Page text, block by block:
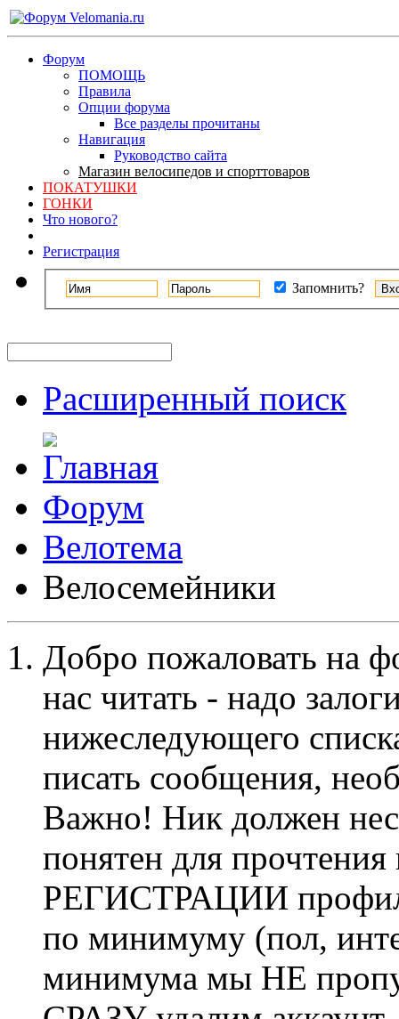
Форум
ПОМОЩЬ
Правила
Опции форума
Все разделы прочитаны
Навигация
Руководство сайта
Магазин велосипедов и спорттоваров
ПОКАТУШКИ
ГОНКИ
Что нового?
Регистрация
Запомнить?
Расширенный поиск
Форум
Велотема
Велосемейники
Добро пожаловать на
нас читать - надо
нижеследующего
писать сообщения,
Важно! Ник должен
понятен для
РЕГИСТРАЦИИ профиль
по минимуму (пол,
минимума мы НЕ